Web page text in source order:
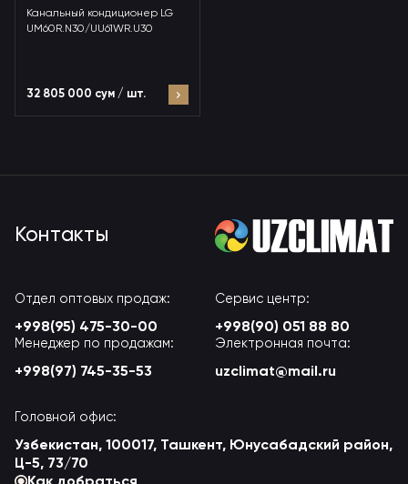
Канальный кондиционер LG
UM60R.N30/UU61WR.U30
32 805 000 сум / шт.
Контакты
Отдел оптовых продаж:
+998(95) 475-30-00
Сервис центр:
+998(90) 051 88 80
Менеджер по продажам:
+998(97) 745-35-53
Электронная почта:
uzclimat@mail.ru
Головной офис:
Узбекистан, 100017, Ташкент, Юнусабадский район,
Ц-5, 73/70